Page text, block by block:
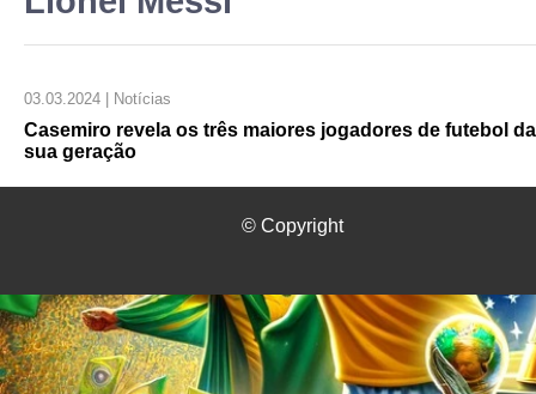
03.03.2024 | Notícias
Casemiro revela os três maiores jogadores de futebol da
sua geração
© Copyright